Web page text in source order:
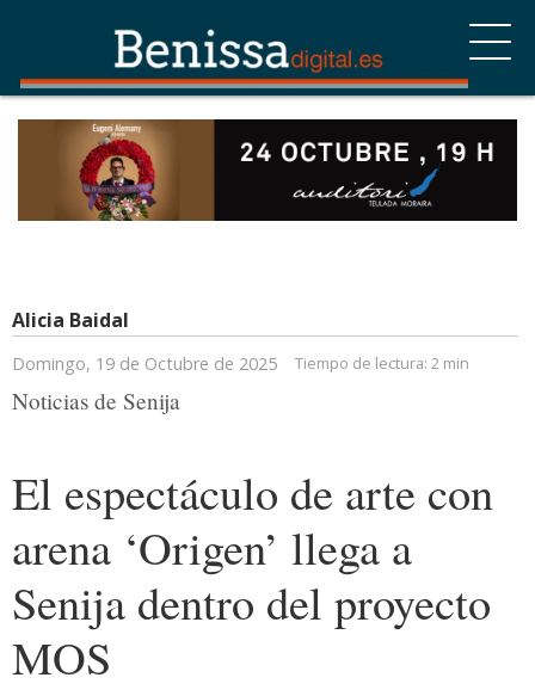
Alicia Baidal
Domingo, 19 de Octubre de 2025 Tiempo de lectura: 2 min
Noticias de Senija
El espectáculo de arte con
arena ‘Origen’ llega a
Senija dentro del proyecto
MOS